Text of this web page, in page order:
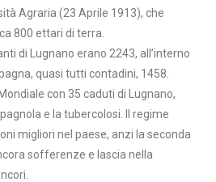
Agraria (23 Aprile 1913), che
800 ettari di terra.
di Lugnano erano 2243, all’interno
quasi tutti contadini, 1458.
con 35 caduti di Lugnano,
e la tubercolosi. Il regime
migliori nel paese, anzi la seconda
sofferenze e lascia nella